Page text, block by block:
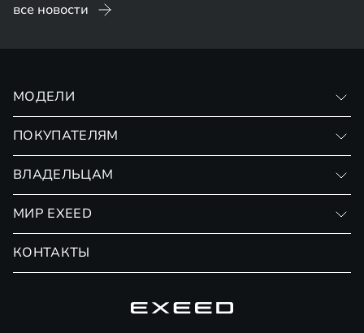
все новости
МОДЕЛИ
ПОКУПАТЕЛЯМ
Страхование
ВЛАДЕЛЬЦАМ
Сервис
Помощь на дорогах
МИР EXEED
КОНТАКТЫ